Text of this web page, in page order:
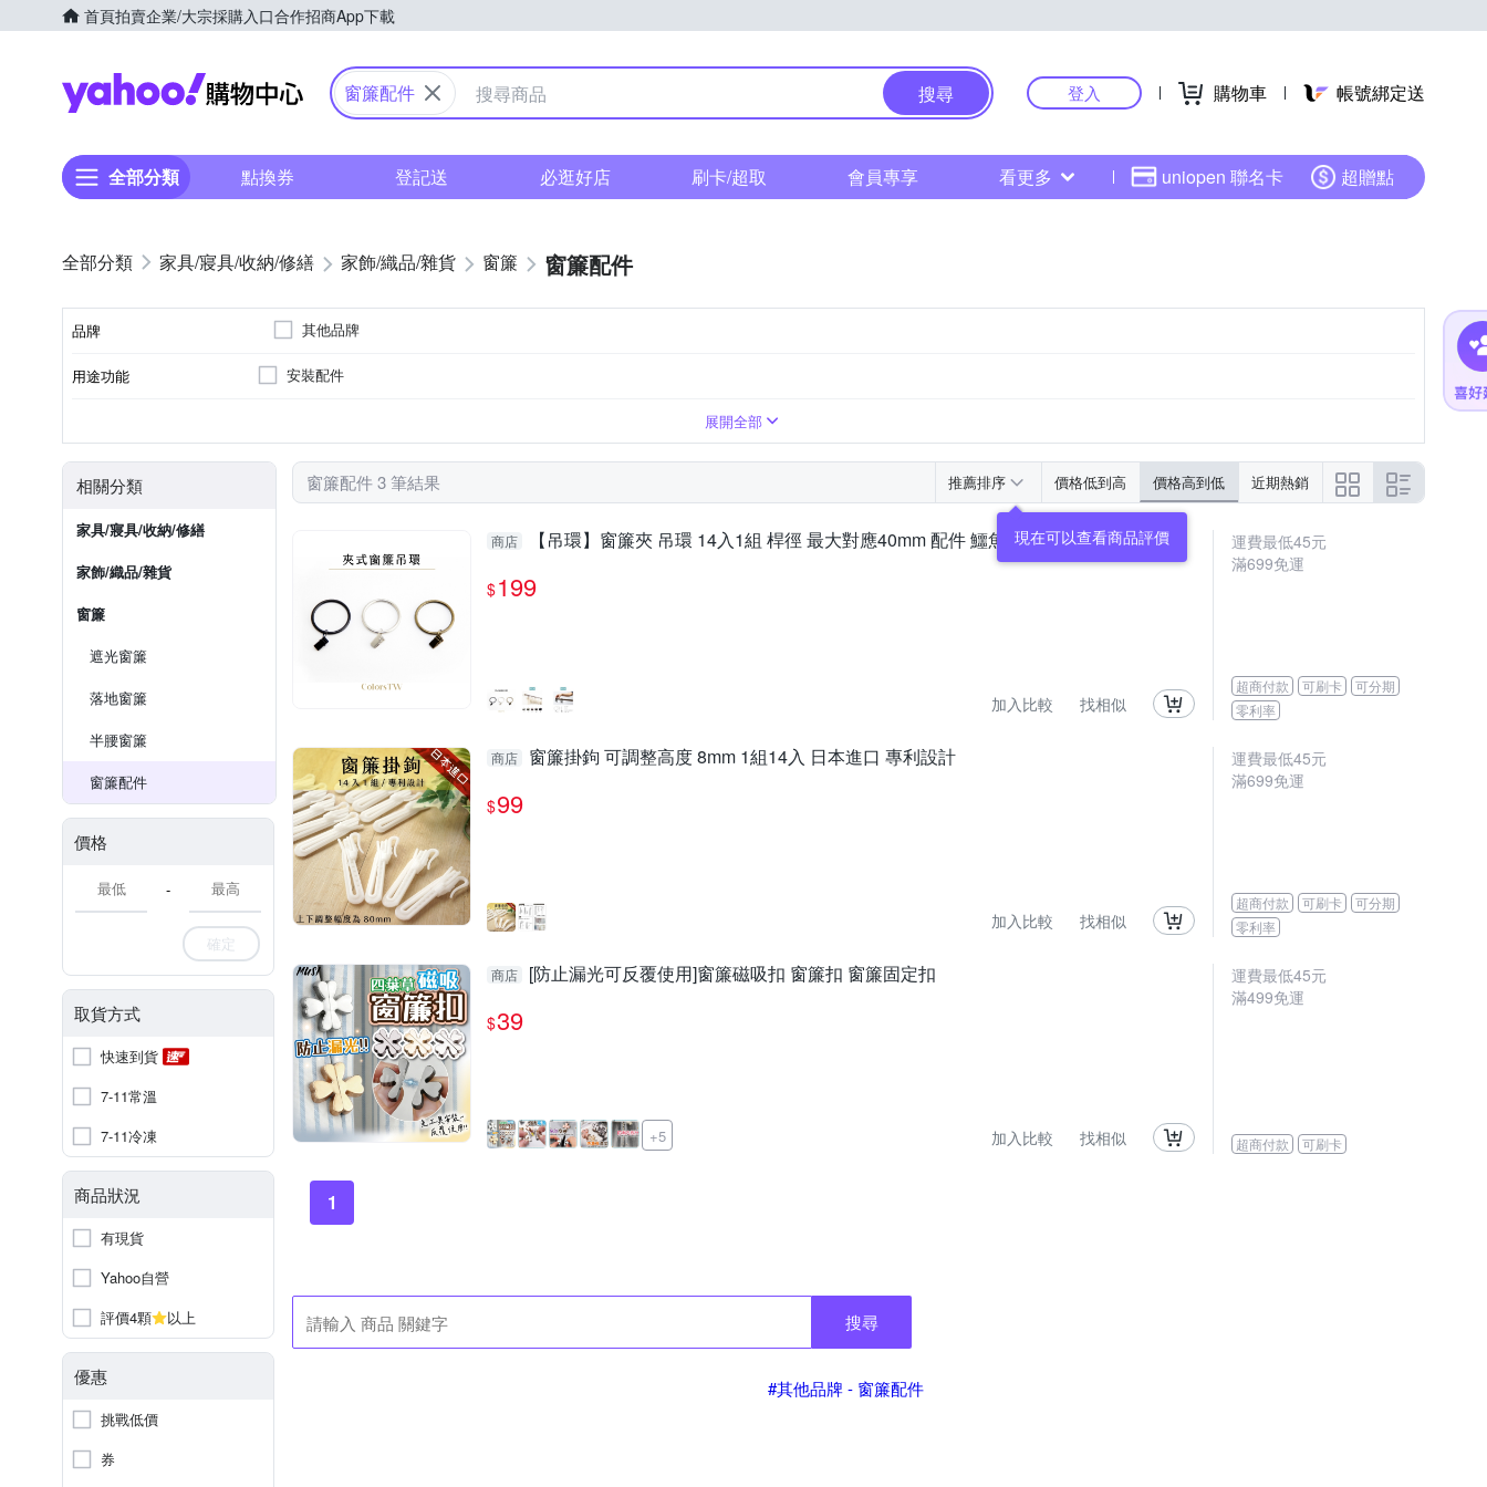
首頁拍賣企業/大宗採購入口合作招商App下載
Yahoo購物中心
窗簾配件 搜尋 登入 購物車 帳號綁定送
全部分類 點換券 登記送 必逛好店 刷卡/超取 會員專享 看更多 uniopen 聯名卡 超贈點
家具/寢具/收納/修繕 家飾/織品/雜貨 窗簾 窗簾配件
品牌 其他品牌
用途功能 安裝配件
展開全部
相關分類
家具/寢具/收納/修繕
家飾/織品/雜貨
窗簾
遮光窗簾
落地窗簾
半腰窗簾
窗簾配件
價格
-
確定
取貨方式
快速到貨
7-11常溫
7-11冷凍
商品狀況
有現貨
Yahoo自營
評價4顆
以上
優惠
挑戰低價
券
窗簾配件 3 筆結果 推薦排序 價格低到高 價格高到低 近期熱銷
現在可以查看商品評價
商店 【吊環】窗簾夾 吊環 14入1組 桿徑 最大對應40mm 配件 鱷魚夾 五金用品
$199
加入比較 找相似
運費最低45元
滿699免運
超商付款 可刷卡
可分期
零利率
商店 窗簾掛鉤 可調整高度 8mm 1組14入 日本進口 專利設計
$99
加入比較 找相似
運費最低45元
滿699免運
超商付款 可刷卡
可分期
零利率
商店 [防止漏光可反覆使用]窗簾磁吸扣 窗簾扣 窗簾固定扣
$39
+5 加入比較 找相似
運費最低45元
滿499免運
超商付款 可刷卡
1
搜尋
#其他品牌 - 窗簾配件